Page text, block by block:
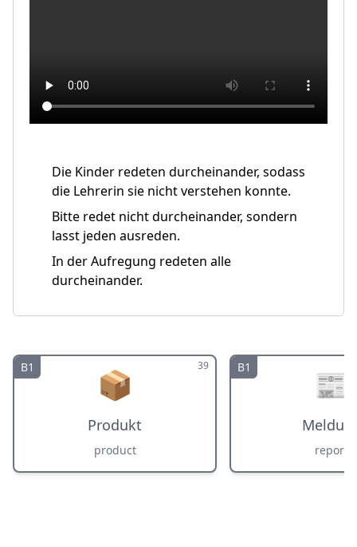
Die Kinder redeten durcheinander, sodass
die Lehrerin sie nicht verstehen konnte.
Bitte redet nicht durcheinander, sondern
lasst jeden ausreden.
In der Aufregung redeten alle
durcheinander.
B1 39
📦
Produkt
product
B1 📰
report